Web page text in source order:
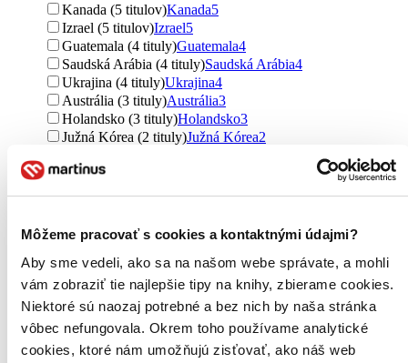
Môžeme pracovať s cookies a kontaktnými údajmi?
Aby sme vedeli, ako sa na našom webe správate, a mohli
vám zobraziť tie najlepšie tipy na knihy, zbierame cookies.
Niektoré sú naozaj potrebné a bez nich by naša stránka
vôbec nefungovala. Okrem toho používame analytické
cookies, ktoré nám umožňujú zisťovať, ako náš web
Kanada (5 titulov)Kanada5
Izrael (5 titulov)Izrael5
Guatemala (4 tituly)Guatemala4
Saudská Arábia (4 tituly)Saudská Arábia4
Ukrajina (4 tituly)Ukrajina4
Austrália (3 tituly)Austrália3
Holandsko (3 tituly)Holandsko3
Južná Kórea (2 tituly)Južná Kórea2
Ďalšie možnosti
romány (141 titulov)romány
poviedky (84 titulov)poviedky 84
úvahy (7 titulov)úvahy 7
postrehy (7 titulov)postrehy7
reportáže (6 titulov)
reportáže
rozhovory (4 tituly)
slovníky (2 tituly)slovníky2
Ďalšie možnosti